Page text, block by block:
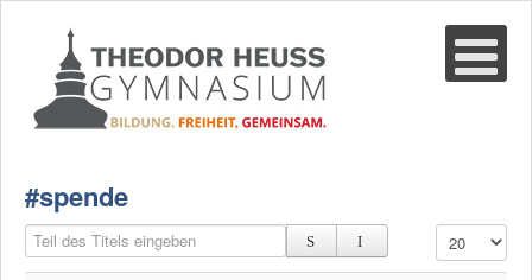
#spende
Teil des Titels eingeben Anzeige #